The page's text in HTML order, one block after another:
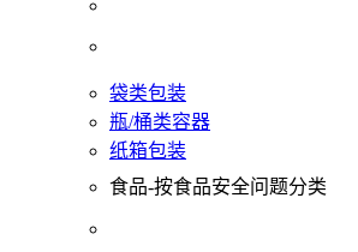
袋类包装
瓶/桶类容器
纸箱包装
食品-按食品安全问题分类